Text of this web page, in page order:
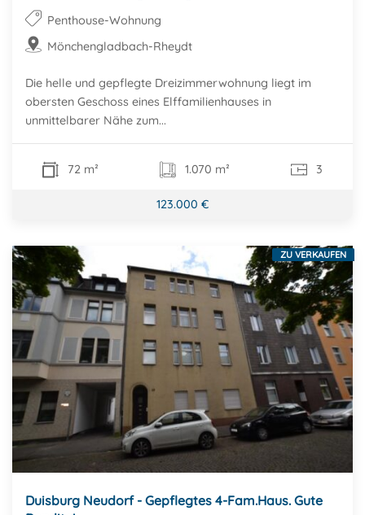
Penthouse-Wohnung
Mönchengladbach-Rheydt
Die helle und gepflegte Dreizimmerwohnung liegt im
obersten Geschoss eines Elffamilienhauses in
unmittelbarer Nähe zum...
72 m² 1.070 m² 3
123.000 €
Duisburg Neudorf - Gepflegtes 4-Fam.Haus. Gute
ZU VERKAUFEN